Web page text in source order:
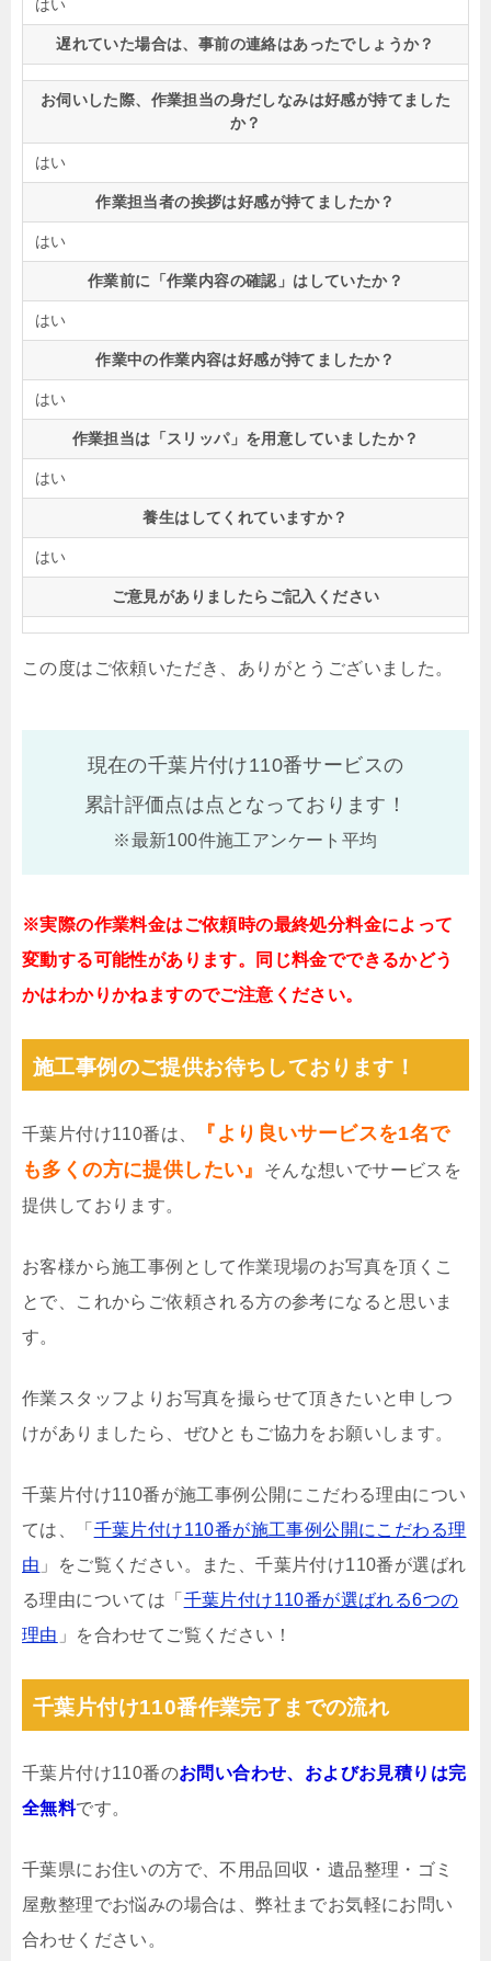
はい
遅れていた場合は、事前の連絡はあったでしょうか？
お伺いした際、作業担当の身だしなみは好感が持てました
か？
はい
作業担当者の挨拶は好感が持てましたか？
はい
作業前に「作業内容の確認」はしていたか？
はい
作業中の作業内容は好感が持てましたか？
はい
作業担当は「スリッパ」を用意していましたか？
はい
養生はしてくれていますか？
はい
ご意見がありましたらご記入ください
この度はご依頼いただき、ありがとうございました。
現在の千葉片付け110番サービスの
累計評価点は点となっております！
※最新100件施工アンケート平均
※実際の作業料金はご依頼時の最終処分料金によって
変動する可能性があります。同じ料金でできるかどう
かはわかりかねますのでご注意ください。
施工事例のご提供お待ちしております！
千葉片付け110番は、
『より良いサービスを1名で
も多くの方に提供したい』
そんな想いでサービスを
提供しております。
お客様から施工事例として作業現場のお写真を頂くこ
とで、これからご依頼される方の参考になると思いま
す。
作業スタッフよりお写真を撮らせて頂きたいと申しつ
けがありましたら、ぜひともご協力をお願いします。
千葉片付け110番が施工事例公開にこだわる理由につい
ては、「 千葉片付け110番が施工事例公開にこだわる理
由 」をご覧ください。また、千葉片付け110番が選ばれ
る理由については「 千葉片付け110番が選ばれる6つの
理由 」を合わせてご覧ください！
千葉片付け110番作業完了までの流れ
千葉片付け110番のお問い合わせ、およびお見積りは完
全無料です。
千葉県にお住いの方で、不用品回収・遺品整理・ゴミ
屋敷整理でお悩みの場合は、弊社までお気軽にお問い
合わせください。